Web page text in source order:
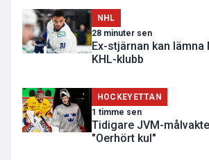
NHL
28 minuter sen
Ex-stjärnan kan lämna
KHL-klubb
HOCKEYETTAN
1 timme sen
Tidigare JVM-
"Oerhört kul"